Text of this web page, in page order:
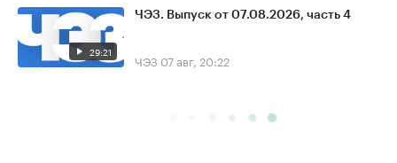
29:21
ЧЭЗ. Выпуск от 07.08.2026, часть 4
ЧЭЗ 07 авг, 20:22